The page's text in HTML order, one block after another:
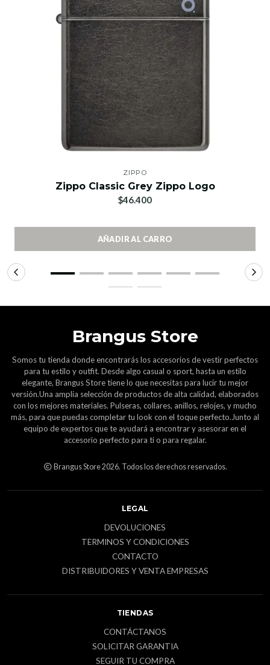
ZIPPO
Zippo Classic Grey Zippo Logo
$46.400
AÑADIR AL CARRO
Brangus Store
Somos tu tienda donde encontrarás los accesorios de vestir perfectos
para tu estilo y outfit. Desde algo casual o sport, hasta un estilo
elegante, Brangus Store tiene lo que necesitas para lucir tu mejor
versión.Una amplia selección de productos de alta calidad, elaborados
con los mejores materiales. Pulseras, collares, anillos, relojes, y mucho
más, para que puedas completar tu look con el toque perfecto.Junto al
equipo de expertos que te ayudará a encontrar y asesorar en el
accesorio perfecto para ti o para regalar.
Brangus Store 2026. Todos los derechos reservados.
LEGAL
DEVOLUCIONES
TERMINOS Y CONDICIONES
CONTACTO
DISTRIBUIDORES Y VENTA EMPRESAS
TIENDAS
CONTÁCTANOS
SOLICITAR GARANTIA
SEGUIR TU COMPRA